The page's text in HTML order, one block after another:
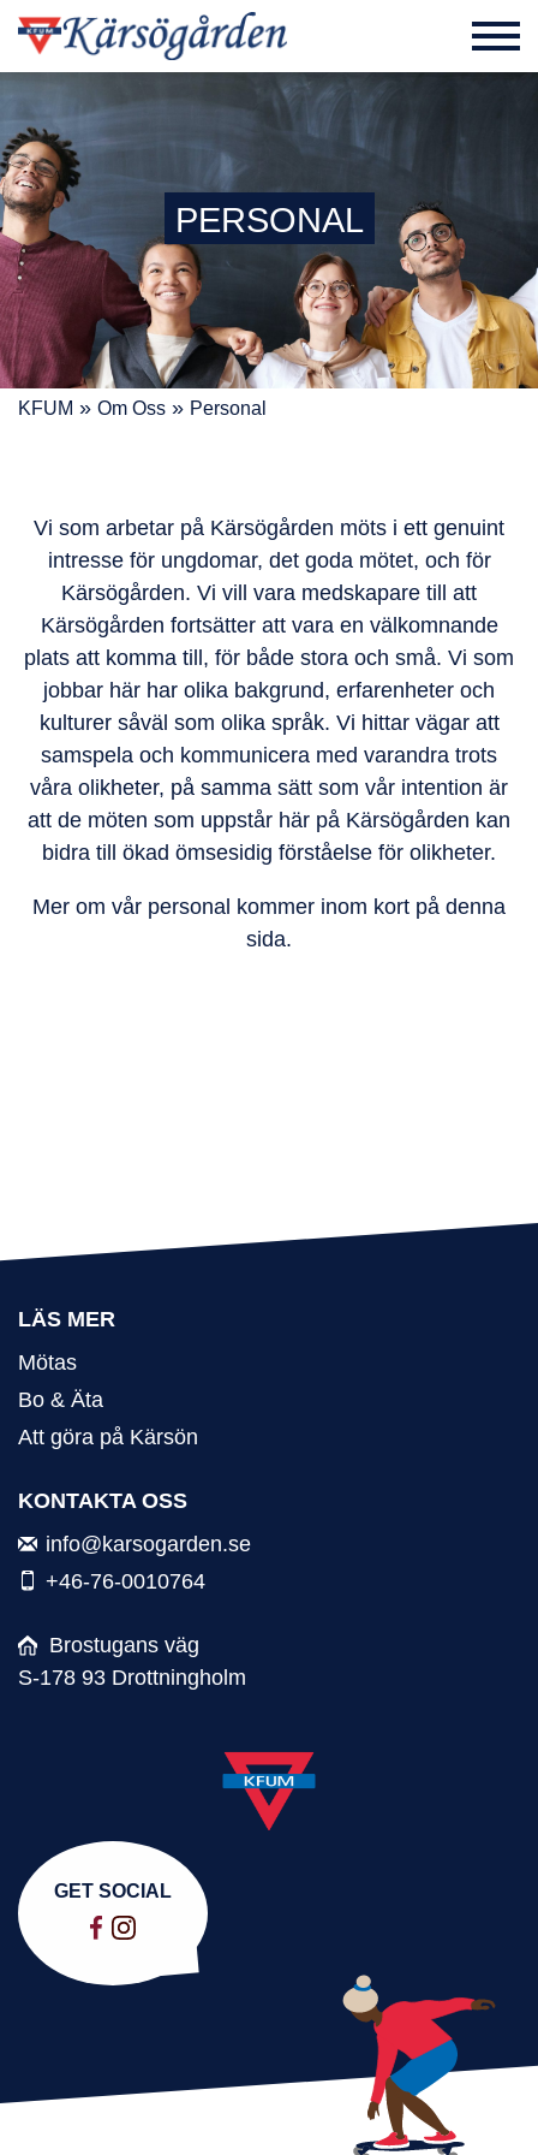
PERSONAL
KFUM » Om Oss » Personal
Vi som arbetar på Kärsögården möts i ett genuint
intresse för ungdomar, det goda mötet, och för
Kärsögården. Vi vill vara medskapare till att
Kärsögården fortsätter att vara en välkomnande
plats att komma till, för både stora och små. Vi som
jobbar här har olika bakgrund, erfarenheter och
kulturer såväl som olika språk. Vi hittar vägar att
samspela och kommunicera med varandra trots
våra olikheter, på samma sätt som vår intention är
att de möten som uppstår här på Kärsögården kan
bidra till ökad ömsesidig förståelse för olikheter.
Mer om vår personal kommer inom kort på denna
sida.
LÄS MER
Mötas
Bo & Äta
Att göra på Kärsön
KONTAKTA OSS
info@karsogarden.se
+46-76-0010764
Brostugans väg
S-178 93 Drottningholm
GET SOCIAL